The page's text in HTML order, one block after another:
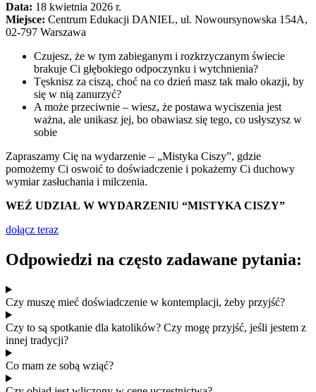
Data: 18 kwietnia 2026 r.
Miejsce: Centrum Edukacji DANIEL, ul. Nowoursynowska 154A,
02-797 Warszawa
Czujesz, że w tym zabieganym i rozkrzyczanym świecie
brakuje Ci głębokiego odpoczynku i wytchnienia?
Tęsknisz za ciszą, choć na co dzień masz tak mało okazji, by
się w nią zanurzyć?
A może przeciwnie – wiesz, że postawa wyciszenia jest
ważna, ale unikasz jej, bo obawiasz się tego, co usłyszysz w
sobie
Zapraszamy Cię na wydarzenie – „Mistyka Ciszy”, gdzie
pomożemy Ci oswoić to doświadczenie i pokażemy Ci duchowy
wymiar zasłuchania i milczenia.
WEŹ UDZIAŁ W WYDARZENIU “MISTYKA CISZY”
dołącz teraz
Odpowiedzi na często zadawane pytania:
Czy muszę mieć doświadczenie w kontemplacji, żeby przyjść?
Czy to są spotkanie dla katolików? Czy mogę przyjść, jeśli jestem z
innej tradycji?
Co mam ze sobą wziąć?